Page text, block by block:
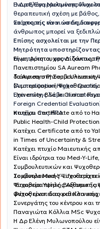
Ένωση Εφαρμοσμένης
Η Δρ Ελένη Μυλωνοπούλου
θεραπευτική σχέση με βάθος,
να μπορείς να νιώσεις
Στόχος της είναι να δημιουργεί έναν ασφαλή χώρο όπου κάθε
άνθρωπος μπορεί να
Επίσης ασχολείται με την
τη
Είναι Αριστουχος Διδάκτωρ
Πανεπιστημίου SA Auream Phoenix, κατέχει τίτλο master MSc με
διάκριση στη
Συμπεριφορική
University, BSc in Clinical
Το Auream Phoenix University
(Accreditation Higher
Έχει επίσης λάβει
Foreign Credential Evaluation)
πτυχίου στις ΗΠΑ.
Κατέχει Certificate από το
Public Health-Child
Κατέχει Certificate από το
in Times of Uncertainty &
Κατέχει πτυχίο Μαιευτικής
Είναι ιδρύτρια του Med-Y-
Συμβουλευτικών και
Συμβουλευτικής
Ψυχοθεραπείας ,Βιοθυμικής
ψυχοθεραπείας και
Το κέντρο Med-Y-Life κατέχει
"Εταιρεία Υψηλής
Φέτος είναι διακριθείσα
Συνεργάτης του κέντρου και της κυρίας Μυλωνοπούλου είναι η
Παναγιώτα Κόλλια MSc
Η Δρ Ελένη Μυλωνοπούλου